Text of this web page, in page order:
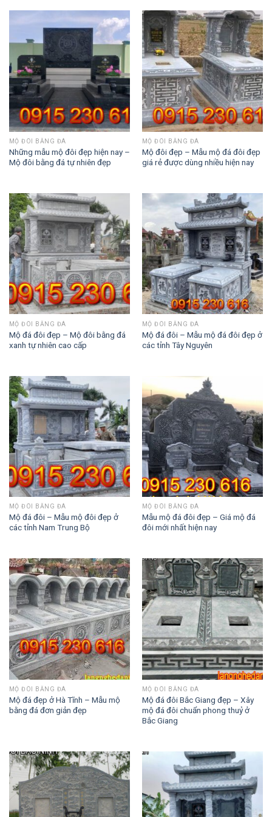
MỘ ĐÔI BẰNG ĐÁ
Những mẫu mộ đôi đẹp hiện nay –
Mộ đôi bằng đá tự nhiên đẹp
MỘ ĐÔI BẰNG ĐÁ
Mộ đôi đẹp – Mẫu mộ đá đôi đẹp
giá rẻ được dùng nhiều hiện nay
MỘ ĐÔI BẰNG ĐÁ
Mộ đá đôi đẹp – Mộ đôi bằng đá
xanh tự nhiên cao cấp
MỘ ĐÔI BẰNG ĐÁ
Mộ đá đôi – Mẫu mộ đá đôi đẹp ở
các tỉnh Tây Nguyên
MỘ ĐÔI BẰNG ĐÁ
Mộ đá đôi – Mẫu mộ đôi đẹp ở
các tỉnh Nam Trung Bộ
MỘ ĐÔI BẰNG ĐÁ
Mẫu mộ đá đôi đẹp – Giá mộ đá
đôi mới nhất hiện nay
MỘ ĐÔI BẰNG ĐÁ
Mộ đá đẹp ở Hà Tĩnh – Mẫu mộ
bằng đá đơn giản đẹp
MỘ ĐÔI BẰNG ĐÁ
Mộ đá đôi Bắc Giang đẹp – Xây
mộ đá đôi chuẩn phong thuỷ ở
Bắc Giang